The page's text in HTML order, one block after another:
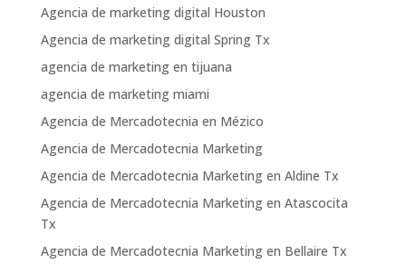
Agencia de marketing digital Houston
Agencia de marketing digital Spring Tx
agencia de marketing en tijuana
agencia de marketing miami
Agencia de Mercadotecnia en Mézico
Agencia de Mercadotecnia Marketing
Agencia de Mercadotecnia Marketing en Aldine Tx
Agencia de Mercadotecnia Marketing en Atascocita
Tx
Agencia de Mercadotecnia Marketing en Bellaire Tx